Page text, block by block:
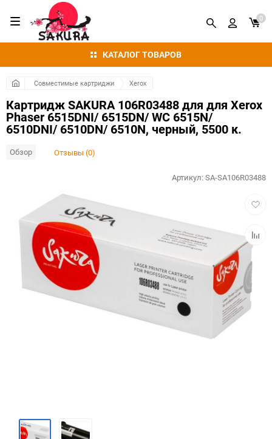
КАТАЛОГ ТОВАРОВ
0
Совместимые картриджи Xerox
Картридж SAKURA 106R03488 для для Xerox
Phaser 6515DNI/ 6515DN/ WC 6515N/
6510DNI/ 6510DN/ 6510N, черный, 5500 к.
Обзор Отзывы (0)
к
Артикул:SA-SA106R03488